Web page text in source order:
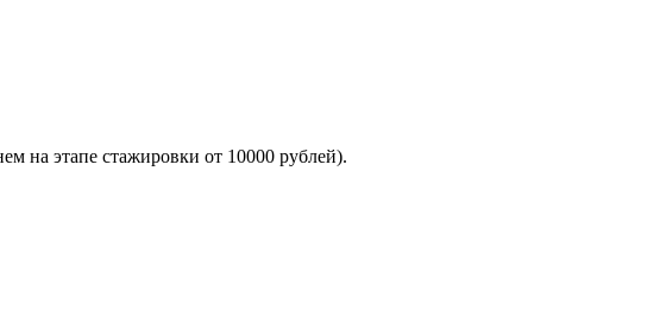
на этапе стажировки от 10000 рублей).